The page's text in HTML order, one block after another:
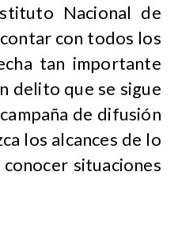
Nacional de
con todos los
tan importante
delito que se sigue
de difusión
los alcances de lo
situaciones